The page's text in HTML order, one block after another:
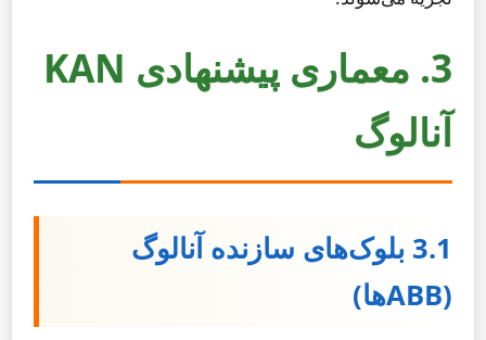
3. معماری پیشنهادی KAN
آنالوگ
3.1 بلوک‌های سازنده آنالوگ
(ABBها)